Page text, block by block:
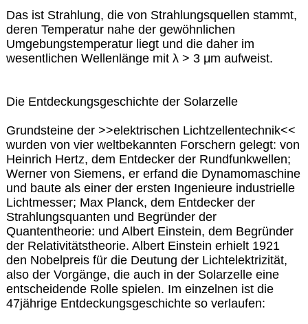
Das ist Strahlung, die von Strahlungsquellen stammt,
deren Temperatur nahe der gewöhnlichen
Umgebungstemperatur liegt und die daher im
wesentlichen Wellenlänge mit λ > 3 μm aufweist.
Die Entdeckungsgeschichte der Solarzelle
Grundsteine der >>elektrischen Lichtzellentechnik<<
wurden von vier weltbekannten Forschern gelegt: von
Heinrich Hertz, dem Entdecker der Rundfunkwellen;
Werner von Siemens, er erfand die Dynamomaschine
und baute als einer der ersten Ingenieure industrielle
Lichtmesser; Max Planck, dem Entdecker der
Strahlungsquanten und Begründer der
Quantentheorie: und Albert Einstein, dem Begründer
der Relativitätstheorie. Albert Einstein erhielt 1921
den Nobelpreis für die Deutung der Lichtelektrizität,
also der Vorgänge, die auch in der Solarzelle eine
entscheidende Rolle spielen. Im einzelnen ist die
47jährige Entdeckungsgeschichte so verlaufen: